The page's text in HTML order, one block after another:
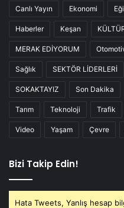
Canlı Yayın Ekonomi
Haberler Keşan
MERAK EDİYORUM
Sağlık SEKTÖR LİDERLERİ
SOKAKTAYIZ Son Dakika
Tarım Teknoloji Trafik
Video Yaşam Çevre
Bizi Takip Edin!
Hata Tweets, Yanlış hesap